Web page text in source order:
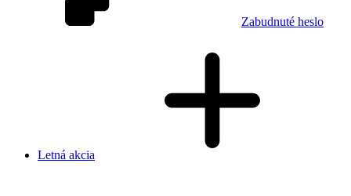
Zabudnuté heslo
Letná akcia